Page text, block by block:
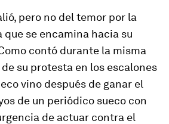
pero no del temor por la
se encamina hacia su
contó durante la misma
su protesta en los escalones
vino después de ganar el
de un periódico sueco con
de actuar contra el